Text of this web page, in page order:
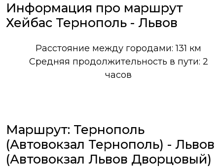
Информация про маршрут
Хейбас Тернополь - Львов
Расстояние между городами: 131 км
Средняя продолжительность в пути: 2
часов
Маршрут: Тернополь
(Автовокзал Тернополь) - Львов
(Автовокзал Львов Дворцовый)